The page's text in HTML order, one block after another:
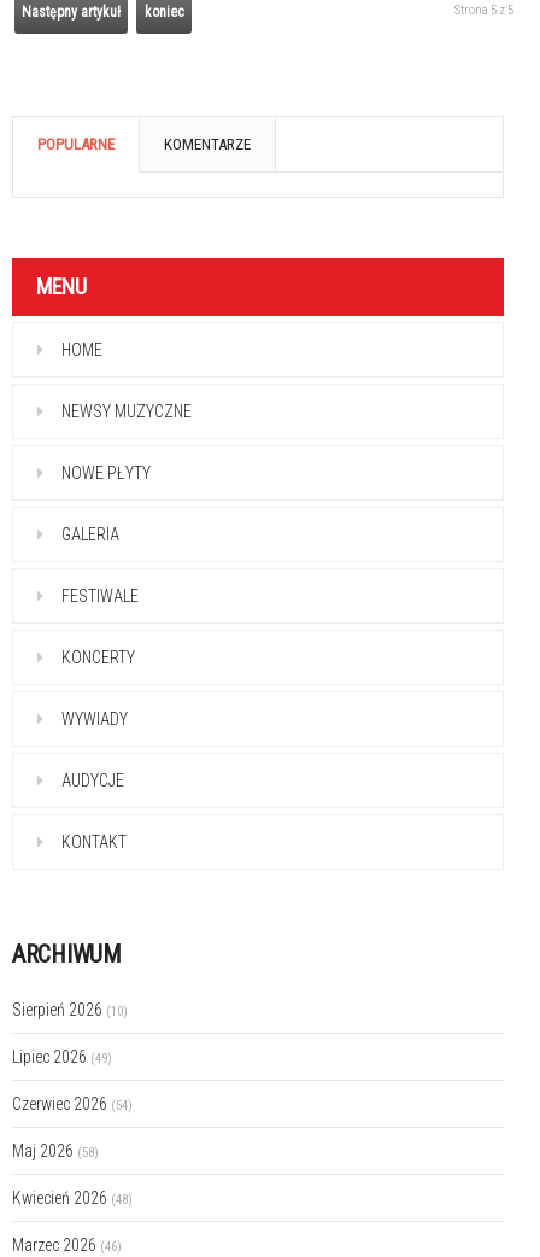
Następny artykuł koniec Strona 5 z 5
POPULARNE KOMENTARZE
MENU
HOME
NEWSY MUZYCZNE
NOWE PŁYTY
GALERIA
FESTIWALE
KONCERTY
WYWIADY
AUDYCJE
KONTAKT
ARCHIWUM
Sierpień 2026 (10)
Lipiec 2026 (49)
Czerwiec 2026 (54)
Maj 2026 (58)
Kwiecień 2026 (48)
Marzec 2026 (46)